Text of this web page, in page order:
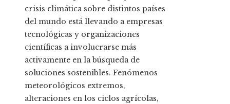
crisis climática sobre distintos países
del mundo está llevando a empresas
tecnológicas y organizaciones
científicas a involucrarse más
activamente en la búsqueda de
soluciones sostenibles. Fenómenos
meteorológicos extremos,
alteraciones en los ciclos agrícolas,